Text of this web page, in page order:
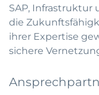
SAP, Infrastruktur
die
ihrer Expertise
sichere